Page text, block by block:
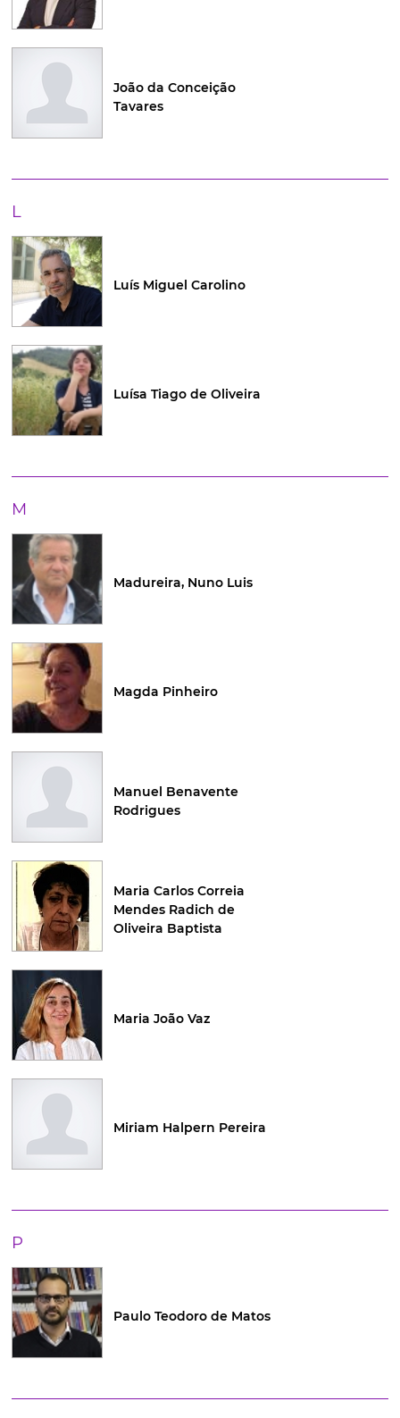
João da Conceição
Tavares
L
Luís Miguel Carolino
Luísa Tiago de Oliveira
M
Madureira, Nuno Luis
Magda Pinheiro
Manuel Benavente
Rodrigues
Maria Carlos Correia
Mendes Radich de
Oliveira Baptista
Maria João Vaz
Miriam Halpern Pereira
P
Paulo Teodoro de Matos